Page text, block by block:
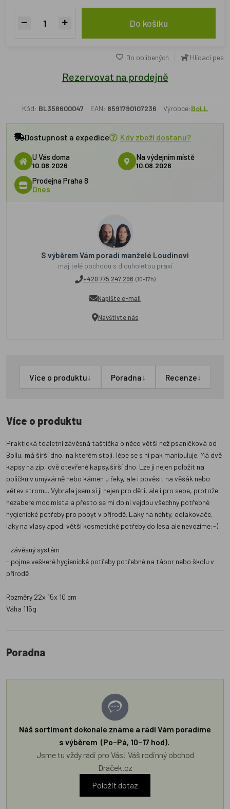
Do košíku
Do oblíbených Hlídací pes
Rezervovat na prodejně
Kód: BL358600047 EAN: 8591790107236 Výrobce:BoLL
Dostupnost a expedice Kdy zboží dostanu?
U Vás doma
10.08.2026
Na výdejním místě
10.08.2026
Prodejna Praha 8
Dnes
S výběrem Vám poradí manželé Loudínovi
majitelé obchodu s dlouholetou praxí
+420 775 247 296 (10-17h)
Napište e-mail
Navštivte nás
Více o produktu↓ Poradna↓ Recenze↓
Více o produktu
Praktická toaletní závěsná taštička o něco větší než psaníčková od
Bollu, má širší dno, na kterém stojí, lépe se s ní pak manipuluje. Má dvě
kapsy na zip, dvě otevřené kapsy,širší dno. Lze ji nejen položit na
poličku v umývárně nebo kámen u řeky, ale i pověsit na věšák nebo
větev stromu. Vybrala jsem si ji nejen pro děti, ale i pro sebe, protože
nezabere moc místa a přesto se mi do ní vejdou všechny potřebné
hygienické potřeby pro pobyt v přírodě. Laky na nehty, odlakovače,
laky na vlasy apod. větší kosmetické potřeby do lesa ale nevozíme:-)
- závěsný systém
- pojme veškeré hygienické potřeby potřebné na tábor nebo školu v
přírodě
Rozměry 22x 15x 10 cm
Váha 115g
Poradna
Náš sortiment dokonale známe a rádi Vám poradíme
s výběrem (Po–Pá, 10–17 hod).
Jsme tu vždy rádi pro Vás! Váš rodinný obchod
Dráček.cz
Položit dotaz